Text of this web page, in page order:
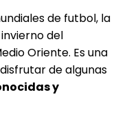
de futbol, la
del
Oriente. Es una
de algunas
y